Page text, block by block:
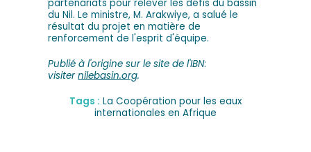
partenariats pour relever les défis du bassin
du Nil. Le ministre, M. Arakwiye, a salué le
résultat du projet en matière de
renforcement de l'esprit d'équipe.
Publié à l'origine sur le site de l'IBN:
visiternilebasin.org.
Tags : La Coopération pour les eaux
internationales en Afrique